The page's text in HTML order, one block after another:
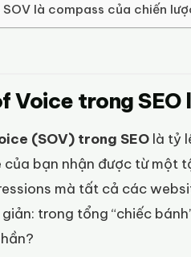
SOV là compass của chiến
Voice trong SEO
(SOV) trong SEO là tỷ
của bạn nhận được từ một
mà tất cả các
trong tổng “chiếc